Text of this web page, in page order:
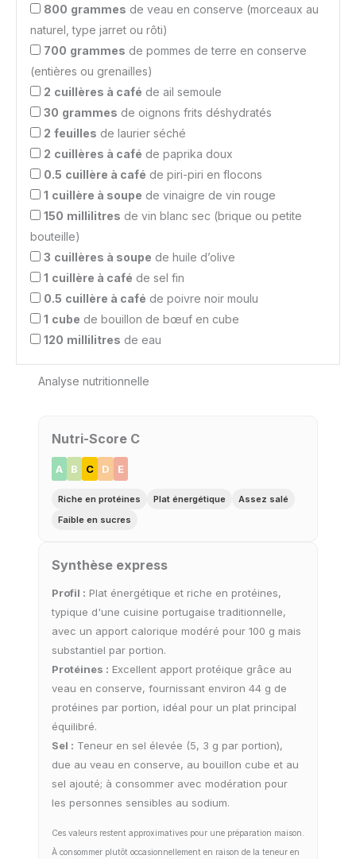
800 grammes de veau en conserve (morceaux au
naturel, type jarret ou rôti)
700 grammes de pommes de terre en conserve
(entières ou grenailles)
2 cuillères à café de ail semoule
30 grammes de oignons frits déshydratés
2 feuilles de laurier séché
2 cuillères à café de paprika doux
0.5 cuillère à café de piri-piri en flocons
1 cuillère à soupe de vinaigre de vin rouge
150 millilitres de vin blanc sec (brique ou petite
bouteille)
3 cuillères à soupe de huile d’olive
1 cuillère à café de sel fin
0.5 cuillère à café de poivre noir moulu
1 cube de bouillon de bœuf en cube
120 millilitres de eau
Analyse nutritionnelle
Nutri-Score C
A B C D E
Riche en protéines Plat énergétique
Assez salé
Faible en sucres
Synthèse express
Profil : Plat énergétique et riche en protéines,
typique d'une cuisine portugaise traditionnelle,
avec un apport calorique modéré pour 100 g mais
substantiel par portion.
Protéines : Excellent apport protéique grâce au
veau en conserve, fournissant environ 44 g de
protéines par portion, idéal pour un plat principal
équilibré.
Sel : Teneur en sel élevée (5, 3 g par portion),
due au veau en conserve, au bouillon cube et au
sel ajouté; à consommer avec modération pour
les personnes sensibles au sodium.
Ces valeurs restent approximatives pour une préparation maison.
À consommer plutôt occasionnellement en raison de la teneur en